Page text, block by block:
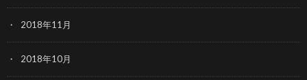
2018年11月
2018年10月